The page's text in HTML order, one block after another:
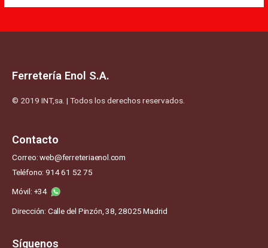
Ferretería Enol S.A.
© 2019 INT,sa. | Todos los derechos reservados.
Contacto
Correo: web@ferreteriaenol.com
Teléfono: 914 61 52 75
Móvil: +34
Dirección: Calle del Pinzón, 38, 28025 Madrid
Síguenos